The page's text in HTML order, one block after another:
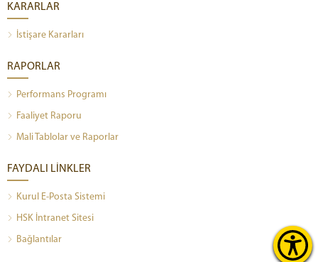
KARARLAR
İstişare Kararları
RAPORLAR
Performans Programı
Faaliyet Raporu
Mali Tablolar ve Raporlar
FAYDALI LİNKLER
Kurul E-Posta Sistemi
HSK İntranet Sitesi
Bağlantılar